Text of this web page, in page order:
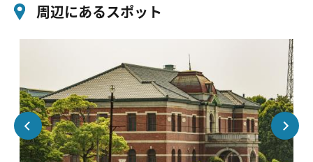
周辺にあるスポット